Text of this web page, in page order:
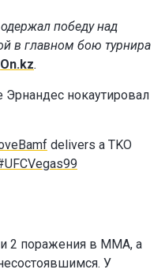
победу над
в главном бою турнира
On.kz.
нокаутировал
delivers a TKO
2 поражения в MMA, а
У